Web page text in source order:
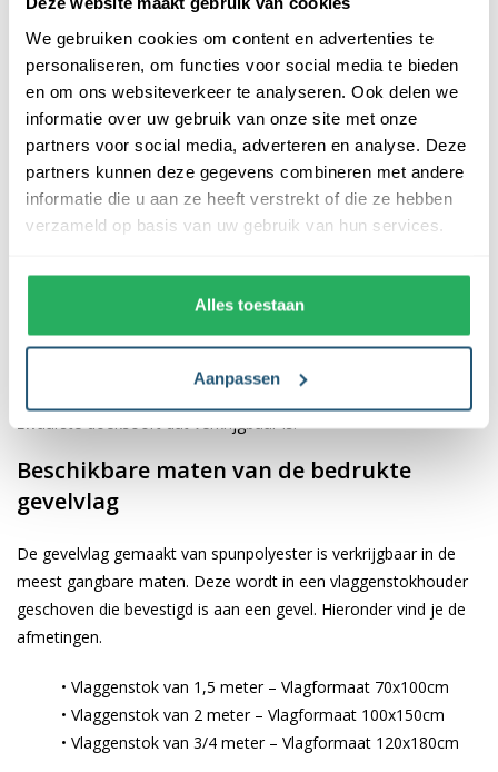
We gebruiken cookies om content en advertenties te
personaliseren, om functies voor social media te bieden
en om ons websiteverkeer te analyseren. Ook delen we
informatie over uw gebruik van onze site met onze
partners voor social media, adverteren en analyse. Deze
partners kunnen deze gegevens combineren met andere
informatie die u aan ze heeft verstrekt of die ze hebben
verzameld op basis van uw gebruik van hun services.
Alles toestaan
Aanpassen
Beschrijving
Specificaties
Documentatie
Veelgestelde vragen
Reviews
Beschrijving
gevelvlaggen strak en onbeschadigd in de top hangen. De
gemiddelde levensduur van een standaard glanspolyester
gevelvlag is 3 tot 6 maanden. Echter zijn er locaties waar de
weersinvloeden er voor zorgen dat dit niet gehaald wordt. Voor
deze locaties bieden wij de gevelvlag spunpolyester aan. Het
Beschikbare maten van de bedrukte
gevelvlag
De gevelvlag gemaakt van spunpolyester is verkrijgbaar in de
meest gangbare maten. Deze wordt in een vlaggenstokhouder
geschoven die bevestigd is aan een gevel. Hieronder vind je de
afmetingen.
• Vlaggenstok van 1,5 meter – Vlagformaat 70x100cm
• Vlaggenstok van 2 meter – Vlagformaat 100x150cm
• Vlaggenstok van 3/4 meter – Vlagformaat 120x180cm